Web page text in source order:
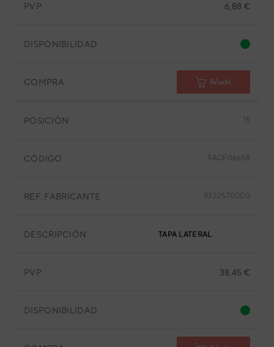
PVP 6,88 €
DISPONIBILIDAD
COMPRA Añadir
POSICIÓN 15
CÓDIGO 9AGF06658
REF. FABRICANTE 9322570000
DESCRIPCIÓN TAPA LATERAL
PVP 38,45 €
DISPONIBILIDAD